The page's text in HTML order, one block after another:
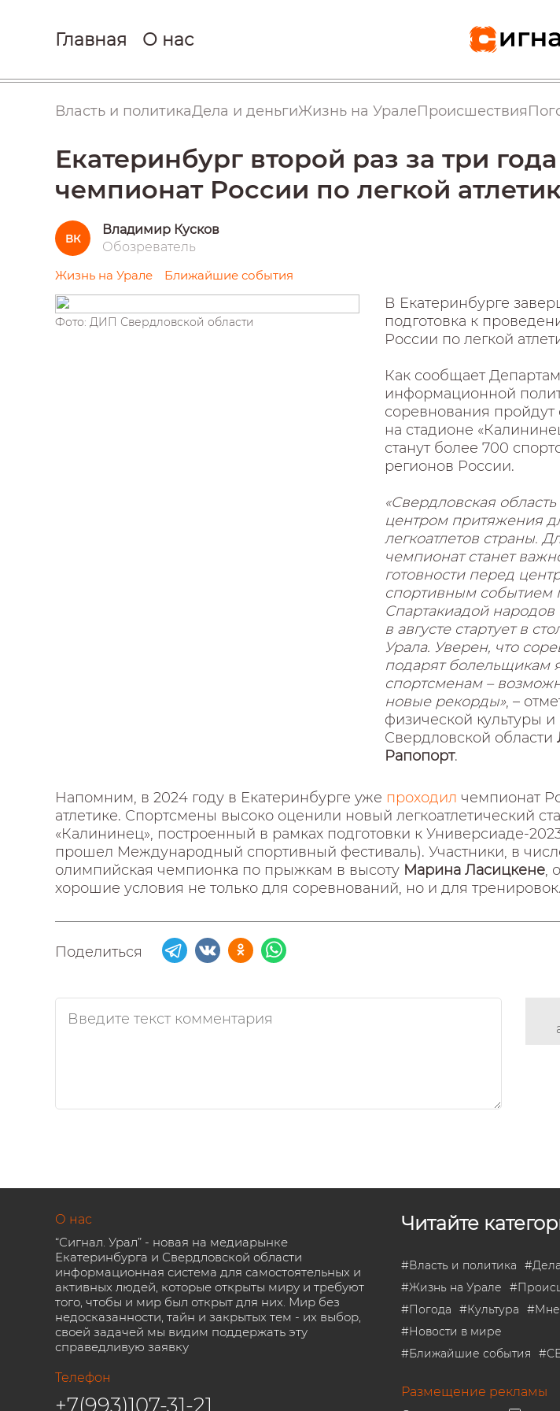
Главная О нас
Власть и политикаДела и деньгиЖизнь на УралеПроисшествия
Екатеринбург второй раз за три
чемпионат России по легкой
ВК
Владимир Кусков
Обозреватель
Жизнь на Урале Ближайшие события
Фото: ДИП Свердловской области
В Екатеринбурге
подготовка к
России по легкой
Как сообщает
информационной
соревнования пройдут
на стадионе
станут более 700
регионов России.
«Свердловская
центром притяжения
легкоатлетов страны.
чемпионат станет
готовности перед
спортивным событием
Спартакиадой народов
в августе стартует в
Урала. Уверен, что
подарят болельщикам
спортсменам –
новые рекорды», –
физической культуры и
Свердловской области
Рапопорт.
Напомним, в 2024 году в Екатеринбурге уже проходил чемпионат
атлетике. Спортсмены высоко оценили новый легкоатлетический
«Калининец», построенный в рамках подготовки к Универсиаде-
прошел Международный спортивный фестиваль). Участники, в
олимпийская чемпионка по прыжкам в высоту Марина Ласицкене,
хорошие условия не только для соревнований, но и для тренировок.
Поделиться
О нас
“Сигнал. Урал” - новая на медиарынке
Екатеринбурга и Свердловской области
информационная система для самостоятельных и
активных людей, которые открыты миру и требуют
того, чтобы и мир был открыт для них. Мир без
недосказанности, тайн и закрытых тем - их выбор,
своей задачей мы видим поддержать эту
справедливую заявку
Телефон
+7(993)107-31-21
Читайте
#Власть и политика #
#Жизнь на Урале #
#Погода #Культура #
#Новости в мире
#Ближайшие события #
Размещение рекламы